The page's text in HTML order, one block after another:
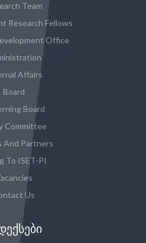
Team
Research Fellows
Office
Affairs
Board
Board
Committee
And Partners
To ISET-PI
Us